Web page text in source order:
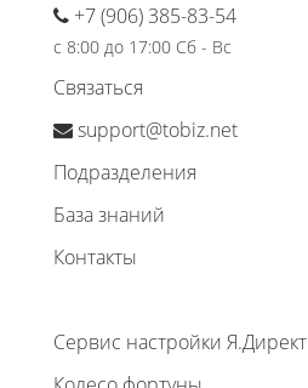
+7 (906) 385-83-54
с 8:00 до 17:00 Сб - Вс
Связаться
support@tobiz.net
Подразделения
База знаний
Контакты
Сервис настройки Я.Директ